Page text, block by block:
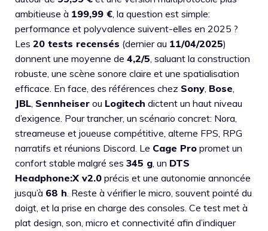
ambitieuse à 199,99 €, la question est simple:
performance et polyvalence suivent-elles en 2025 ?
Les 20 tests recensés (dernier au 11/04/2025)
donnent une moyenne de 4,2/5, saluant la construction
robuste, une scène sonore claire et une spatialisation
efficace. En face, des références chez Sony, Bose,
JBL, Sennheiser ou Logitech dictent un haut niveau
d’exigence. Pour trancher, un scénario concret: Nora,
streameuse et joueuse compétitive, alterne FPS, RPG
narratifs et réunions Discord. Le Cage Pro promet un
confort stable malgré ses 345 g, un DTS
Headphone:X v2.0 précis et une autonomie annoncée
jusqu’à 68 h. Reste à vérifier le micro, souvent pointé du
doigt, et la prise en charge des consoles. Ce test met à
plat design, son, micro et connectivité afin d’indiquer